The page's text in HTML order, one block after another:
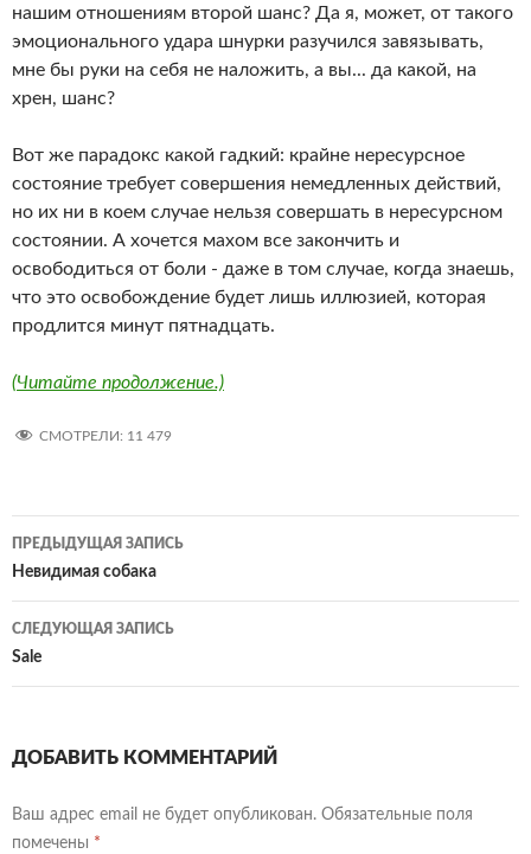
нашим отношениям второй шанс? Да я, может, от такого
эмоционального удара шнурки разучился завязывать,
мне бы руки на себя не наложить, а вы... да какой, на
хрен, шанс?
Вот же парадокс какой гадкий: крайне нересурсное
состояние требует совершения немедленных действий,
но их ни в коем случае нельзя совершать в нересурсном
состоянии. А хочется махом все закончить и
освободиться от боли - даже в том случае, когда знаешь,
что это освобождение будет лишь иллюзией, которая
продлится минут пятнадцать.
(Читайте продолжение.)
СМОТРЕЛИ: 11 479
Навигация
по
записям
ПРЕДЫДУЩАЯ ЗАПИСЬ
Невидимая собака
СЛЕДУЮЩАЯ ЗАПИСЬ
Sale
ДОБАВИТЬ КОММЕНТАРИЙ
Ваш адрес email не будет опубликован. Обязательные поля
помечены *